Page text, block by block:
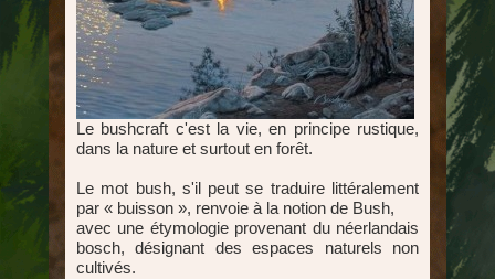
Le bushcraft c'est la vie, en principe rustique,
dans la nature et surtout en forêt.
Le mot bush, s'il peut se traduire littéralement
par « buisson », renvoie à la notion de Bush,
avec une étymologie provenant du néerlandais
bosch, désignant des espaces naturels non
cultivés.